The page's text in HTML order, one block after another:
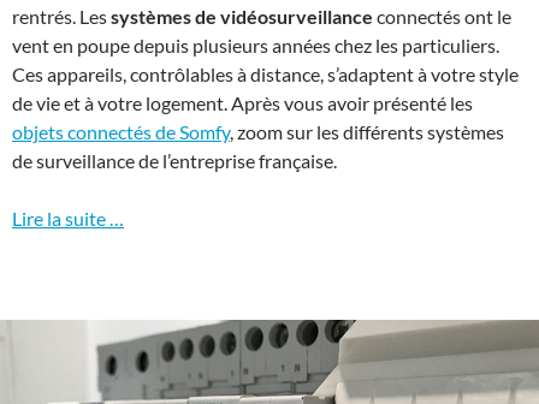
rentrés. Lessystèmes de vidéosurveillance connectés ont le
vent en poupe depuis plusieurs années chez les particuliers.
Ces appareils, contrôlables à distance, s’adaptent à votre style
de vie et à votre logement. Après vous avoir présenté les
objets connectés de Somfy, zoom sur les différents systèmes
de surveillance de l’entreprise française.
Lire la suite …